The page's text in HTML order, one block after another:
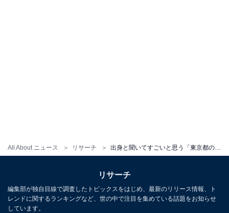
All About ニュース リサーチ
リサーチ
編集部が独自目線で調査したトピックスをはじめ、最新のリリース情報、ト
レンドに関するランキングなど、世の中で注目を集めている話題をお知らせ
しています。